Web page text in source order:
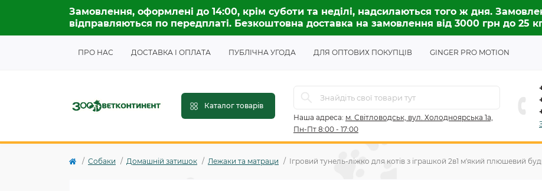
Замовлення, оформлені до 14:00, крім суботи та неділі, надсилаються того ж дня.
відправляються по передплаті. Безкоштовна доставка на замовлення від 3000 грн до 25
ПРО НАС ДОСТАВКА І ОПЛАТА ПУБЛІЧНА УГОДА ДЛЯ ОПТОВИХ ПОКУПЦІВ GINGER PRO MOTION
Каталог товарів
Наша адреса: м. Світловодськ, вул. Холодноярська 1а,
Пн-Пт 8:00 - 17:00
Собаки Домашній затишок Лежаки та матраци Ігровий тунель-ліжко для котів з іграшкой 2в1 м'який плюшевий